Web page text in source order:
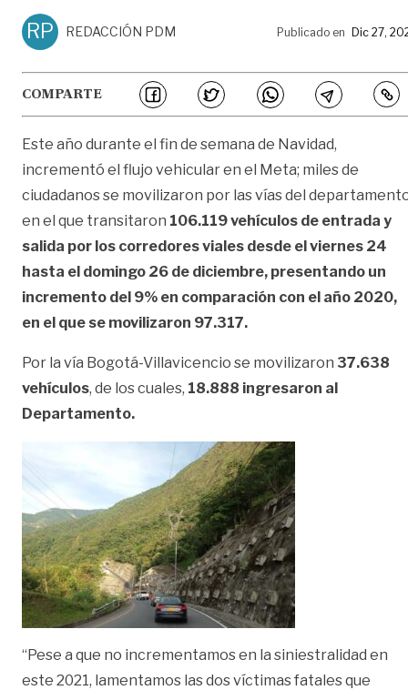
RP REDACCIÓN PDM Publicado en Dic 27,
COMPARTE
Este año durante el fin de semana de Navidad,
incrementó el flujo vehicular en el Meta; miles de
ciudadanos se movilizaron por las vías del
en el que transitaron 106.119 vehículos de entrada y
salida por los corredores viales desde el viernes 24
hasta el domingo 26 de diciembre, presentando un
incremento del 9% en comparación con el año 2020,
en el que se movilizaron 97.317.
Por la vía Bogotá-Villavicencio se movilizaron 37.638
vehículos, de los cuales, 18.888 ingresaron al
Departamento.
“Pese a que no incrementamos en la siniestralidad en
este 2021, lamentamos las dos víctimas fatales que